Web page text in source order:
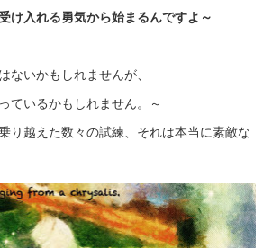
け入れる勇気から始まるんですよ～
ないかもしれませんが、
ているかもしれません。～
り越えた数々の試練、それは本当に素敵な